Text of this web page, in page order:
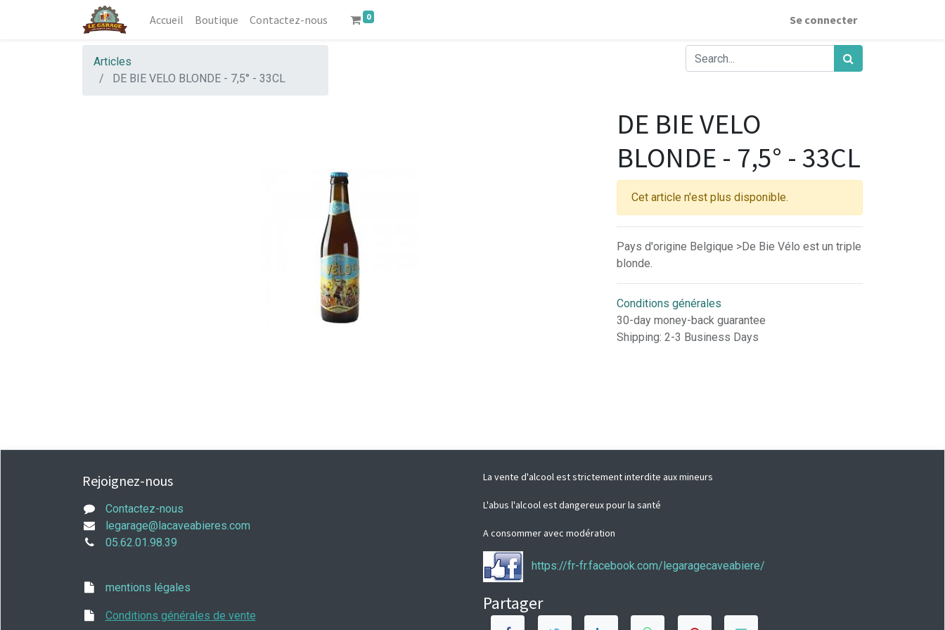
Accueil Boutique Contactez-nous 0 Se connecter
Articles
DE BIE VELO BLONDE - 7,5° - 33CL
DE BIE VELO
BLONDE - 7,5° - 33CL
Cet article n'est plus disponible.
Pays d'origine Belgique >De Bie Vélo est un triple
blonde.
Conditions générales
30-day money-back guarantee
Shipping: 2-3 Business Days
Rejoignez-nous
Contactez-nous
legarage@lacaveabieres.com
05.62.01.98.39
mentions légales
Conditions générales de vente
La vente d'alcool est strictement interdite aux mineurs
L'abus l'alcool est dangereux pour la santé
A consommer avec modération
https://fr-fr.facebook.com/legaragecaveabiere/
Partager